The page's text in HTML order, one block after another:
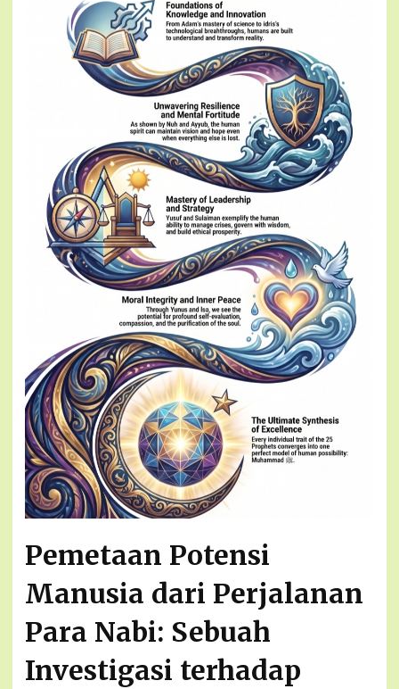
Pemetaan Potensi
Manusia dari Perjalanan
Para Nabi: Sebuah
Investigasi terhadap